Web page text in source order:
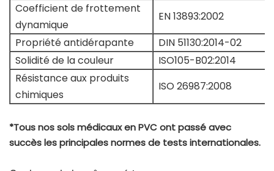
Coefficient de frottement
dynamique
EN 13893:2002
Propriété antidérapante
DIN 51130:2014-02
Solidité de la couleur
ISO105-B02:2014
Résistance aux produits
chimiques
ISO 26987:2008
*Tous nos sols médicaux en PVC ont passé avec
succès les principales normes de tests internationales.